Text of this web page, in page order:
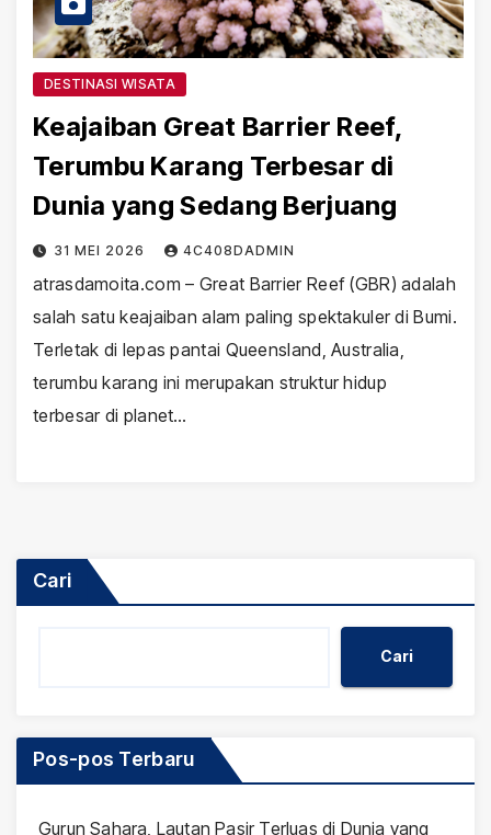
DESTINASI WISATA
Keajaiban Great Barrier Reef,
Terumbu Karang Terbesar di
Dunia yang Sedang Berjuang
31 MEI 2026 4C408DADMIN
atrasdamoita.com – Great Barrier Reef (GBR) adalah
salah satu keajaiban alam paling spektakuler di Bumi.
Terletak di lepas pantai Queensland, Australia,
terumbu karang ini merupakan struktur hidup
terbesar di planet…
Cari
Cari
Pos-pos Terbaru
Gurun Sahara, Lautan Pasir Terluas di Dunia yang